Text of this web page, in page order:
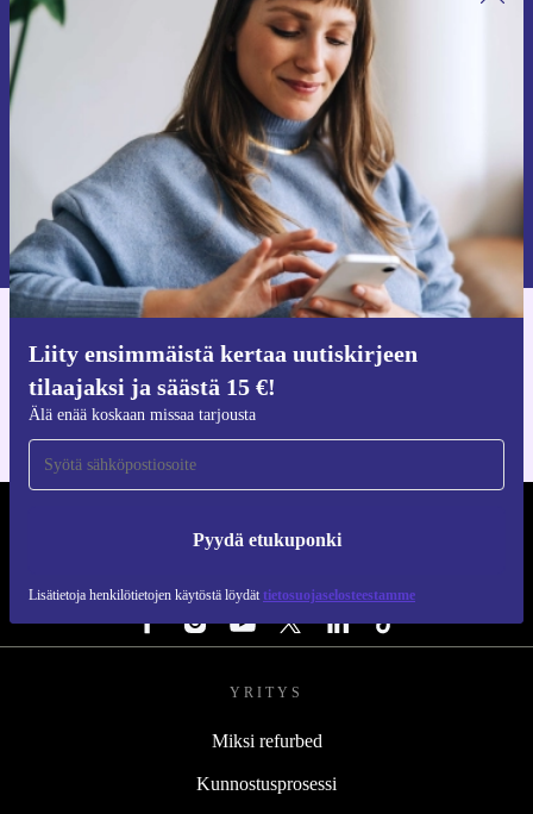
Liity ensimmäistä kertaa uutiskirjeen
tilaajaksi ja säästä 15 €!
Älä enää koskaan missaa tarjousta
Pyydä etukuponki
Lisätietoja henkilötietojen käytöstä löydät tietosuojaselosteestamme
Liity ensimmäistä kertaa uutiskirjeen
tilaajaksi ja säästä 15 €!
Älä missaa enää yhtäkään tarjousta.
Pyydä etukuponki
Lisätietoja henkilötietojen käytöstä löydättietosuojaselosteestamme.
iOS:lle ja Androidille
YRITYS
Miksi refurbed
Kunnostusprosessi